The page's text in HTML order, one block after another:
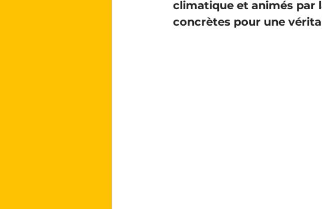
climatique et animés par
concrètes pour une